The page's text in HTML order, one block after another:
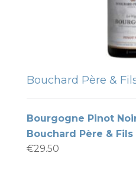
Bouchard Père &
Bourgogne Pinot
Bouchard Père & Fils
€29.50